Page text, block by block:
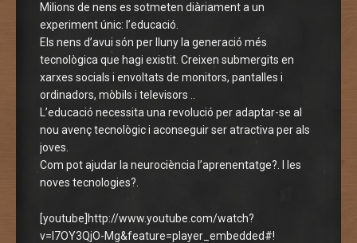
Milions de nens es sotmeten diàriament a un
experiment únic: l’educació.
Els nens d’avui són per lluny la generació més
tecnològica que hagi existit. Creixen submergits en
xarxes socials i envoltats de monitors, pantalles i
ordinadors, mòbils i televisors ..
L’educació necessita una revolució per adaptar-se al
nou avenç tecnològic i aconseguir ser atractiva per als
joves.
Com pot ajudar la neurociència l’aprenentatge?. I les
noves tecnologies?.
[youtube]http://www.youtube.com/watch?
v=l7OY3QjO-Mg&feature=player_embedded#!